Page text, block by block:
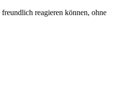
reagieren können, ohne